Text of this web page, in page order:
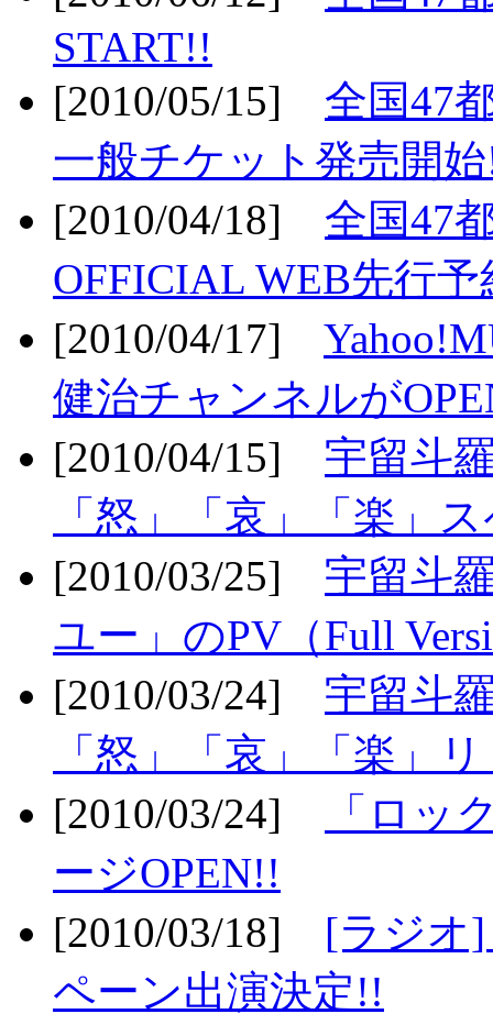
START!!
[2010/05/15] 全国47
一般チケット発売開
[2010/04/18] 全国47
OFFICIAL WEB先行
[2010/04/17]
健治チャンネルが
[2010/04/15] 宇留斗
「怒」「哀」「楽」
[2010/03/25] 宇留斗
ユー」のPV（Full
[2010/03/24] 宇留斗
「怒」「哀」「楽」
[2010/03/24]
「ロッ
ージOPEN!!
[2010/03/18] [ラジオ
ペーン出演決定!!